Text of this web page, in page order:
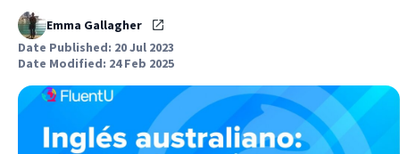
Emma Gallagher
Date Published: 20 Jul 2023
Date Modified: 24 Feb 2025